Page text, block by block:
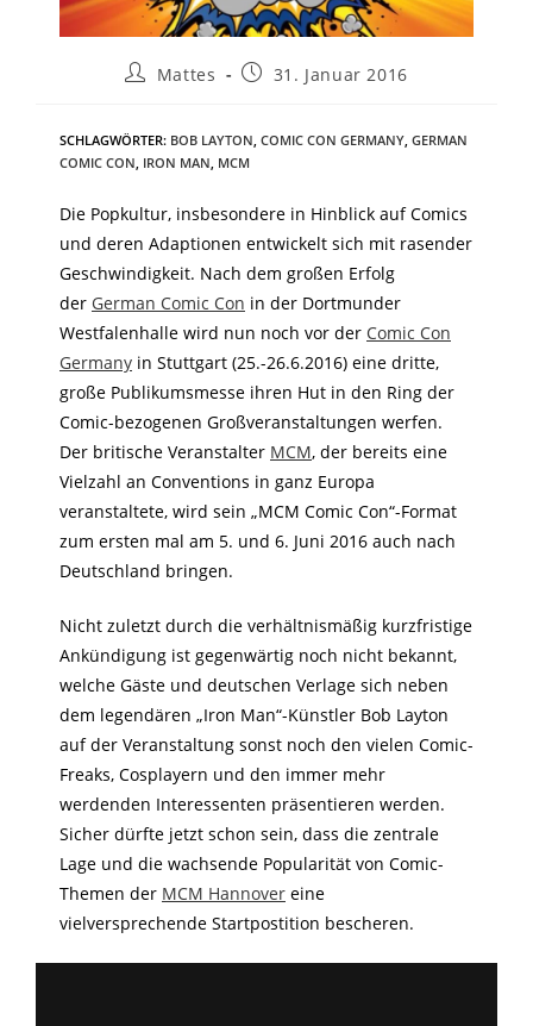
Mattes 31. Januar 2016
SCHLAGWÖRTER: BOB LAYTON, COMIC CON GERMANY, GERMAN
COMIC CON, IRON MAN, MCM
Die Popkultur, insbesondere in Hinblick auf Comics
und deren Adaptionen entwickelt sich mit rasender
Geschwindigkeit. Nach dem großen Erfolg
der German Comic Con in der Dortmunder
Westfalenhalle wird nun noch vor der Comic Con
Germany in Stuttgart (25.-26.6.2016) eine dritte,
große Publikumsmesse ihren Hut in den Ring der
Comic-bezogenen Großveranstaltungen werfen.
Der britische Veranstalter MCM, der bereits eine
Vielzahl an Conventions in ganz Europa
veranstaltete, wird sein „MCM Comic Con“-Format
zum ersten mal am 5. und 6. Juni 2016 auch nach
Deutschland bringen.
Nicht zuletzt durch die verhältnismäßig kurzfristige
Ankündigung ist gegenwärtig noch nicht bekannt,
welche Gäste und deutschen Verlage sich neben
dem legendären „Iron Man“-Künstler Bob Layton
auf der Veranstaltung sonst noch den vielen Comic-
Freaks, Cosplayern und den immer mehr
werdenden Interessenten präsentieren werden.
Sicher dürfte jetzt schon sein, dass die zentrale
Lage und die wachsende Popularität von Comic-
Themen der MCM Hannover eine
vielversprechende Startpostition bescheren.